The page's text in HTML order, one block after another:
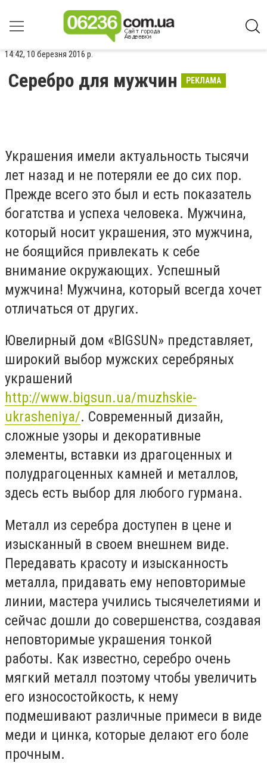
14:42, 10 березня 2016 р.
Серебро для мужчин РЕКЛАМА
Украшения имели актуальность тысячи
лет назад и не потеряли ее до сих пор.
Прежде всего это был и есть показатель
богатства и успеха человека. Мужчина,
который носит украшения, это мужчина,
не боящийся привлекать к себе
внимание окружающих. Успешный
мужчина! Мужчина, который всегда хочет
отличаться от других.
Ювелирный дом «BIGSUN» представляет,
широкий выбор мужских серебряных
украшений
http://www.bigsun.ua/muzhskie-
ukrasheniya/. Современный дизайн,
сложные узоры и декоративные
элементы, вставки из драгоценных и
полудрагоценных камней и металлов,
здесь есть выбор для любого гурмана.
Металл из серебра доступен в цене и
изысканный в своем внешнем виде.
Передавать красоту и изысканность
металла, придавать ему неповторимые
линии, мастера учились тысячелетиями и
сейчас дошли до совершенства, создавая
неповторимые украшения тонкой
работы. Как известно, серебро очень
мягкий металл поэтому чтобы увеличить
его износостойкость, к нему
подмешивают различные примеси в виде
меди и цинка, которые делают его боле
прочным.